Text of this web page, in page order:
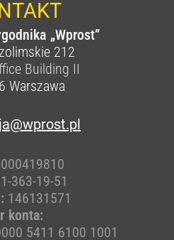
„Wprost”
212
Building II
Warszawa
363-19-51
146131571
konta:
5411 6100 1001